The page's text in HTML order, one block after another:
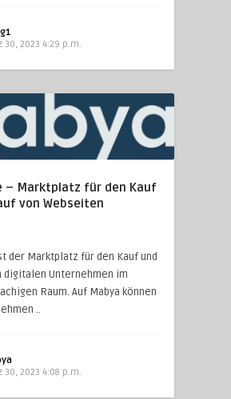
30, 2023 4:29 p.m.
– Marktplatz für den Kauf
von Webseiten
der Marktplatz für den Kauf und
digitalen Unternehmen im
Raum. Auf Mabya können
..
30, 2023 4:08 p.m.